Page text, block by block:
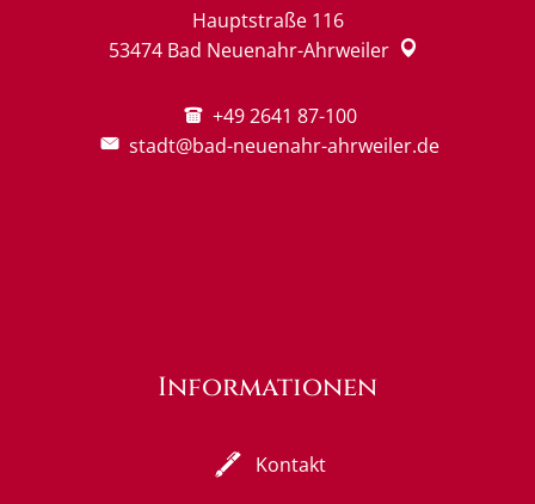
Hauptstraße 116
53474 Bad Neuenahr-Ahrweiler
+49 2641 87-100
stadt@bad-neuenahr-ahrweiler.de
Informationen
Kontakt